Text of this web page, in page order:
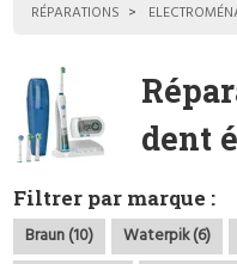
RÉPARATIONS
dent
Filtrer par marque :
Braun (10) Waterpik (6)